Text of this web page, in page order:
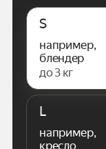
S
например,
блендер
до 3 кг
L
например,
кресло